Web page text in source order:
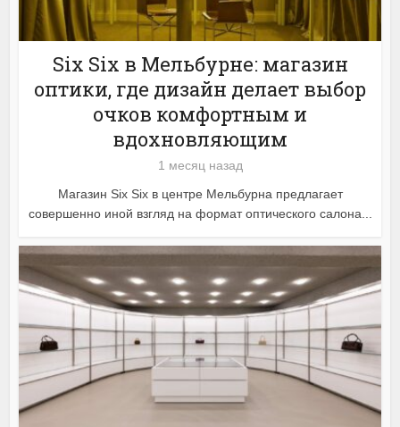
Six Six в Мельбурне: магазин
оптики, где дизайн делает выбор
очков комфортным и
вдохновляющим
1 месяц назад
Магазин Six Six в центре Мельбурна предлагает
совершенно иной взгляд на формат оптического салона...